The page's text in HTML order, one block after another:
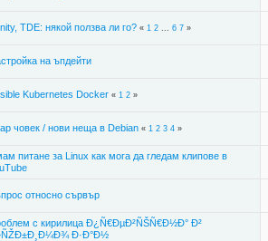
TDE: някой ползва ли го? « 1 2... 6 7»
на ъпдейти
Kubernetes Docker « 1 2»
човек / нови неща в Debian « 1 2 3 4»
питане за Linux как мога да гледам клипове в
относно сървър
с кирилица Ð¿Ñ€ÐµÐ²ÑŠÑ€Ð½Ð° Ð²
Ð·Ð°Ð½